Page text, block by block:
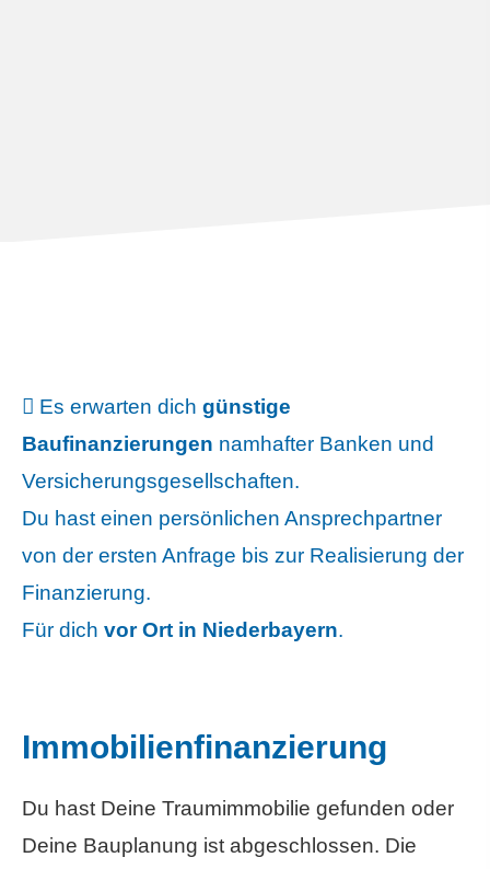
Es erwarten dich günstige
Baufinanzierungen namhafter Banken und
Versicherungsgesellschaften.
Du hast einen persönlichen Ansprechpartner
von der ersten Anfrage bis zur Realisierung der
Finanzierung.
Für dich vor Ort in Niederbayern.
Immobilienfinanzierung
Du hast Deine Traumimmobilie gefunden oder
Deine Bauplanung ist abgeschlossen. Die